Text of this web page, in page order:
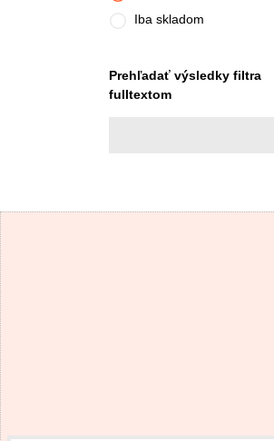
Iba skladom
Prehľadať výsledky filtra
fulltextom